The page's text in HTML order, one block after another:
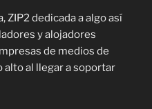
ZIP2 dedicada a algo así
y alojadores
de medios de
al llegar a soportar